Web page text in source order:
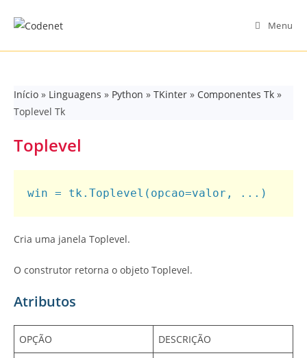
Menu
Início » Linguagens » Python » TKinter » Componentes Tk »
Toplevel Tk
Toplevel
Cria uma janela Toplevel.
O construtor retorna o objeto Toplevel.
Atributos
OPÇÃO DESCRIÇÃO